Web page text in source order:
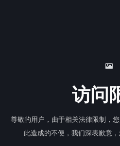
访问
尊敬的用户，由于相关法律限制，
此造成的不便，我们深表歉意，